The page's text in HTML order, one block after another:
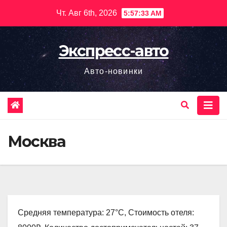
содержимому
Чт. Авг 6th, 2026 5:57:34 AM
Экспресс-авто
Авто-новинки
Москва
Средняя температура: 27°C, Стоимость отеля: